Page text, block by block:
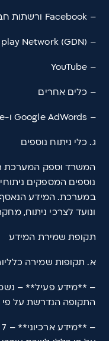
– Facebook ורשתות חברתיות אחרות
– Google Display Network (GDN)
– YouTube
– כלים אחרים
– Google AdWords ו-AdSense
ג. כלי ניתוח נוספים
המשרד וספק המערכת
נוספים המספקים
במערכת. המידע הנאסף
ונועד לצרכי ניתוח,
תקופת שמירת המידע
א. תקופות שמירה
– **מידע פעיל** –
התקופה הנדרשת על פי